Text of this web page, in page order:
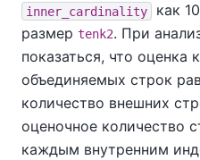
inner_cardinality
как
размер tenk2. При
показаться, что оценка
объединяемых строк
количество внешних
оценочное количество
каждым внутренним